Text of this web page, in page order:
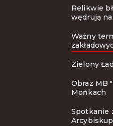
Relikwie
wędrują
Ważny
Zielony
Obraz MB
Mońkach
Spotkanie